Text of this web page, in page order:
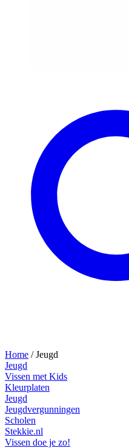
Home /Jeugd
Jeugd
Vissen met Kids
Kleurplaten
Jeugd
Jeugdvergunningen
Scholen
Stekkie.nl
Vissen doe je zo!